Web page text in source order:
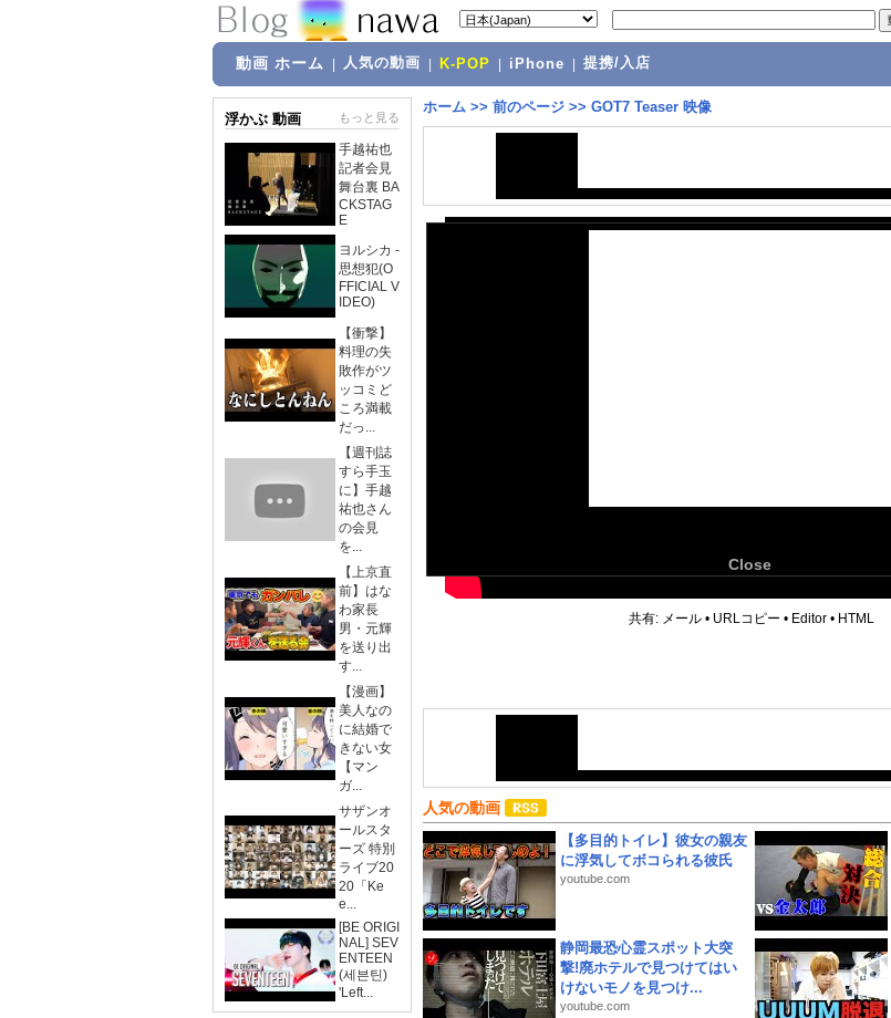
動画 ホーム 人気の動画 K-POP iPhone 提携/入店
浮かぶ 動画 もっと見る
手越祐也
記者会見
舞台裏 BA
CKSTAG
E
ヨルシカ -
思想犯(O
FFICIAL V
IDEO)
【衝撃】
料理の失
敗作がツ
ッコミど
ころ満載
だっ...
【週刊誌
すら手玉
に】手越
祐也さん
の会見
を...
【上京直
前】はな
わ家長
男・元輝
を送り出
す...
【漫画】
美人なの
に結婚で
きない女
【マン
ガ...
サザンオ
ールスタ
ーズ 特別
ライブ20
20「Ke
e...
[BE ORIGI
NAL] SEV
ENTEEN
(세븐틴)
'Left...
ホーム >> 前のページ >> GOT7 Teaser 映像
Close
共有: メール • URLコピー • Editor • HTML
人気の動画
【多目的トイレ】彼女の親友
に浮気してボコられる彼氏
youtube.com
静岡最恐心霊スポット大突
撃!廃ホテルで見つけてはい
けないモノを見つけ...
youtube.com